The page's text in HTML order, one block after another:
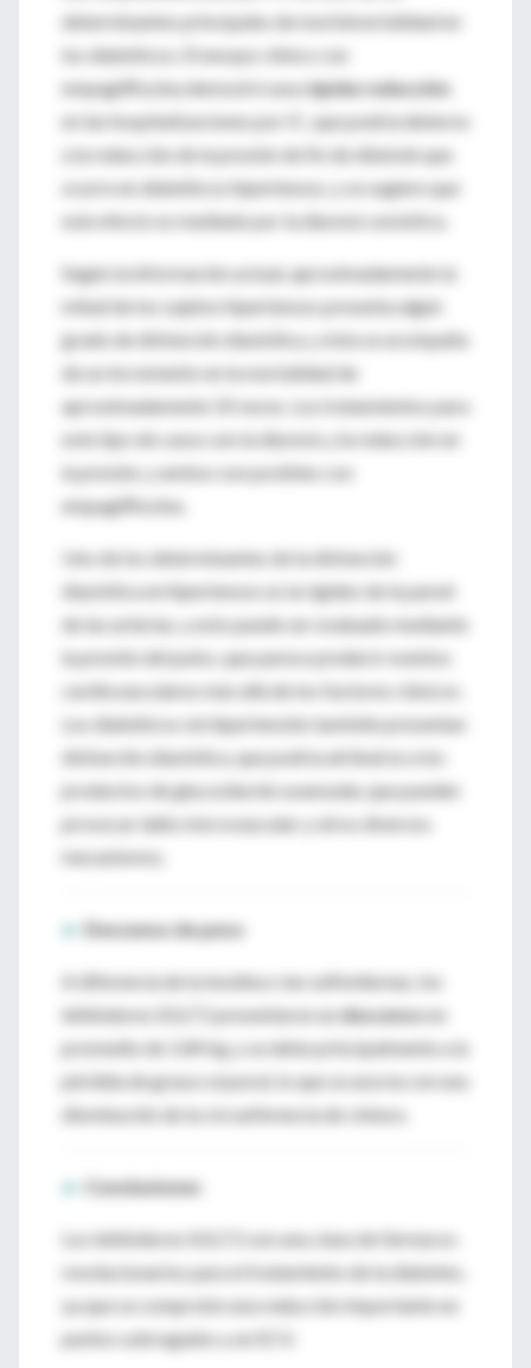
determinantes principales de morbimortalidad en
los diabéticos. El ensayo clínico con
empagliflozina demostró unarápida reducción
en las hospitalizaciones por IC, que podría deberse
a la reducción de la presión de fin de diástole que
ocurre en diabéticos hipertensos, y se sugiere que
este efecto es mediado por la diuresis osmótica.
Según la información actual, aproximadamente la
mitad de los sujetos hipertensos presenta algún
grado de disfunción diastólica, y ésta se acompaña
de un incremento en la mortalidad de
aproximadamente 10 veces. Los tratamientos para
este tipo de casos son la diuresis y la reducción en
la presión, y ambos son posibles con
empagliflozina.
Uno de los determinantes de la disfunción
diastólica en hipertensos es la rigidez de la pared
de las arterias, y esto puede ser evaluado mediante
la presión del pulso, que parece predecir eventos
cardiovasculares más allá de los factores clásicos.
Los diabéticos sin hipertensión también presentan
disfunción diastólica, que podría atribuirse a los
productos de glucosilación avanzada, que pueden
provocar daño microvascular y otros diversos
mecanismos.
► Descenso de peso
A diferencia de la insulina o las sulfonilureas, los
inhibidores SGLT2 presentaron undescensoen
promedio de 1.84 kg, y se debe principalmente a la
pérdida de grasa corporal, lo que se asocia con una
disminución de la circunferencia de cintura.
► Conclusiones
Los inhibidores SGLT2 son una clase de fármacos
revolucionarios para el tratamiento de la diabetes,
ya que se comprobó una reducción importante en
puntos subrogados y en ECV.